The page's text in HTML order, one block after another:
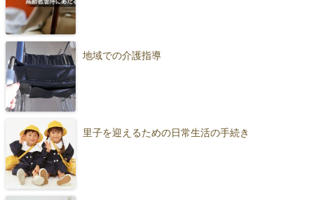
地域での介護指導
里子を迎えるための日常生活の手続き